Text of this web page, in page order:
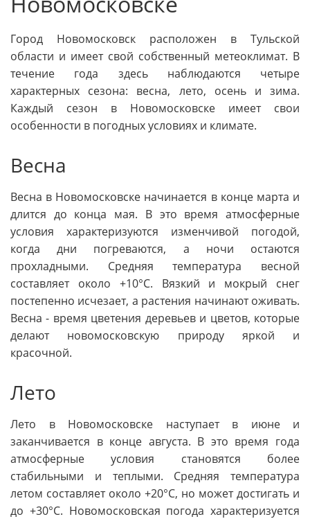
Город Новомосковск расположен в Тульской
области и имеет свой собственный метеоклимат. В
течение года здесь наблюдаются четыре
характерных сезона: весна, лето, осень и зима.
Каждый сезон в Новомосковске имеет свои
особенности в погодных условиях и климате.
Весна
Весна в Новомосковске начинается в конце марта и
длится до конца мая. В это время атмосферные
условия характеризуются изменчивой погодой,
когда дни погреваются, а ночи остаются
прохладными. Средняя температура весной
составляет около +10°C. Вязкий и мокрый снег
постепенно исчезает, а растения начинают оживать.
Весна - время цветения деревьев и цветов, которые
делают новомосковскую природу яркой и
красочной.
Лето
Лето в Новомосковске наступает в июне и
заканчивается в конце августа. В это время года
атмосферные условия становятся более
стабильными и теплыми. Средняя температура
летом составляет около +20°C, но может достигать и
до +30°C. Новомосковская погода характеризуется